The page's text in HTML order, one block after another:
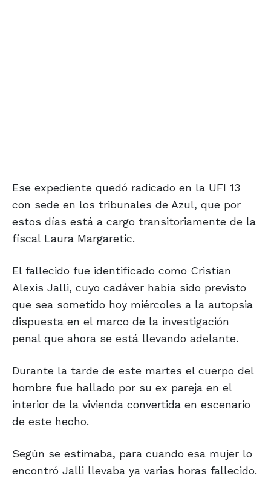
Ese expediente quedó radicado en la UFI 13
con sede en los tribunales de Azul, que por
estos días está a cargo transitoriamente de la
fiscal Laura Margaretic.
El fallecido fue identificado como Cristian
Alexis Jalli, cuyo cadáver había sido previsto
que sea sometido hoy miércoles a la autopsia
dispuesta en el marco de la investigación
penal que ahora se está llevando adelante.
Durante la tarde de este martes el cuerpo del
hombre fue hallado por su ex pareja en el
interior de la vivienda convertida en escenario
de este hecho.
Según se estimaba, para cuando esa mujer lo
encontró Jalli llevaba ya varias horas fallecido.